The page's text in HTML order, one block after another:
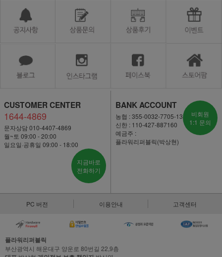
CUSTOMER CENTER
1644-4869
문자상담 010-4407-4869
월~토 09:00 - 20:00
일요일·공휴일 09:00 - 18:00
지금바로
전화하기
BANK ACCOUNT
농협 : 355-0032-7705-13
신한 : 110-427-887160
예금주 :
플라워리퍼블릭(박상현)
비회원
1:1 문의
PC 버전 이용안내 고객센터
플라워리퍼블릭
부산광역시 해운대구 양운로 80번길 22,9층